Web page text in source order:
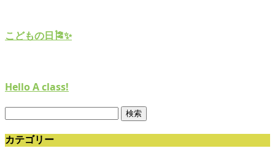
こどもの日🎏✨️
Hello A class!
カテゴリー